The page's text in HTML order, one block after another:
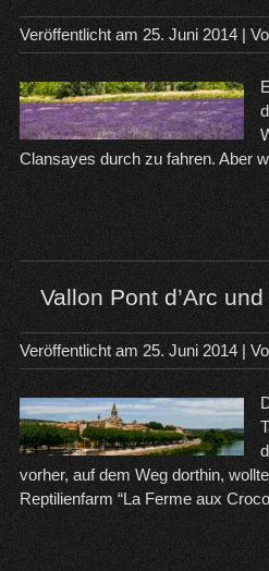
Veröffentlicht am 25. Juni 2014|
Clansayes durch zu fahren. Aber
Vallon Pont d’Arc
Veröffentlicht am 25. Juni 2014|
vorher, auf dem Weg dorthin,
Reptilienfarm “La Ferme aux